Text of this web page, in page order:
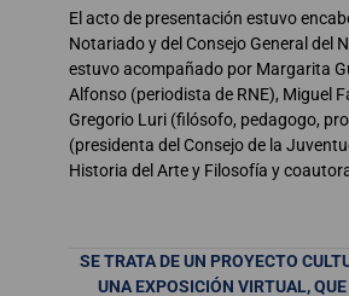
El acto de presentación estuvo
Notariado y del Consejo General del
estuvo acompañado por Margarita
Alfonso (periodista de RNE), Miguel
Gregorio Luri (filósofo, pedagogo,
(presidenta del Consejo de la
Historia del Arte y Filosofía y
SE TRATA DE UN PROYECTO
UNA EXPOSICIÓN VIRTUAL,